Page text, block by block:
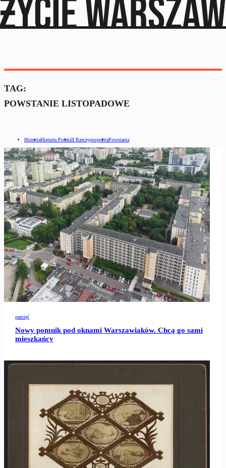
TAG:
POWSTANIE LISTOPADOWE
HistoriaHistoria PolskiII RzeczypospolitaPowstania
pamięć
Nowy pomnik pod oknami Warszawiaków. Chcą go sami
mieszkańcy